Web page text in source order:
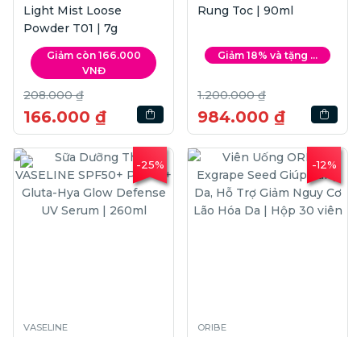
Light Mist Loose
Powder T01 | 7g
Giảm còn 166.000
VNĐ
208.000 ₫
166.000 ₫
Rung Toc | 90ml
Giảm 18% và tặng ...
1.200.000 ₫
984.000 ₫
-25%
VASELINE
-12%
ORIBE